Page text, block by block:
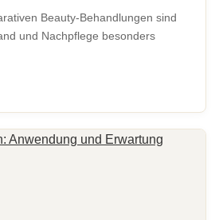
Beauty-Behandlungen sind
und Nachpflege besonders